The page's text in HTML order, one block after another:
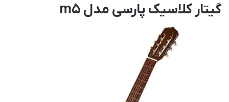
گیتار کلاسیک پارسی مدل m5